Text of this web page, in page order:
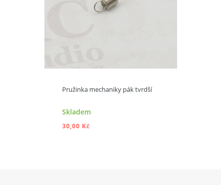
Pružinka mechaniky pák tvrdší
Skladem
30,00 Kč